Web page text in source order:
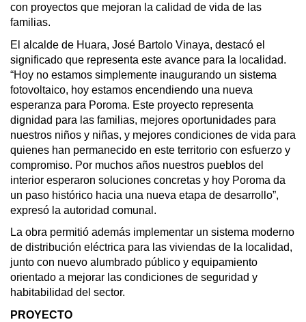
con proyectos que mejoran la calidad de vida de las
familias.
El alcalde de Huara, José Bartolo Vinaya, destacó el
significado que representa este avance para la localidad.
“Hoy no estamos simplemente inaugurando un sistema
fotovoltaico, hoy estamos encendiendo una nueva
esperanza para Poroma. Este proyecto representa
dignidad para las familias, mejores oportunidades para
nuestros niños y niñas, y mejores condiciones de vida para
quienes han permanecido en este territorio con esfuerzo y
compromiso. Por muchos años nuestros pueblos del
interior esperaron soluciones concretas y hoy Poroma da
un paso histórico hacia una nueva etapa de desarrollo”,
expresó la autoridad comunal.
La obra permitió además implementar un sistema moderno
de distribución eléctrica para las viviendas de la localidad,
junto con nuevo alumbrado público y equipamiento
orientado a mejorar las condiciones de seguridad y
habitabilidad del sector.
PROYECTO